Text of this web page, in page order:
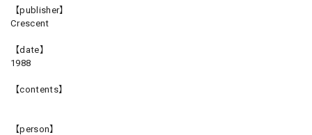
【publisher】
Crescent
【date】
1988
【contents】
【person】